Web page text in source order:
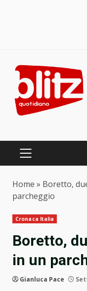
content
PRIMARY
Home » Boretto,
parcheggio
Cronaca Italia
Boretto,
in un
Gianluca Pace